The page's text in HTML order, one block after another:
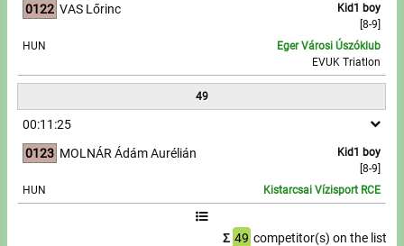
0122
Kid1 boy
[8-9]
VAS Lőrinc
HUN
Eger Városi Úszóklub
EVUK Triatlon
49
00:11:25
0123
Kid1 boy
[8-9]
MOLNÁR Ádám Aurélián
HUN Kistarcsai Vízisport RCE
Σ 49 competitor(s) on the list